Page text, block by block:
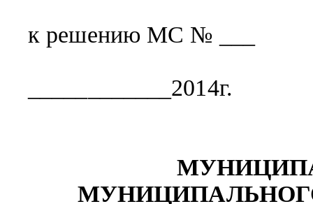
к решению МС № ___
____________2014г.
МУНИЦИПАЛЬНОГО